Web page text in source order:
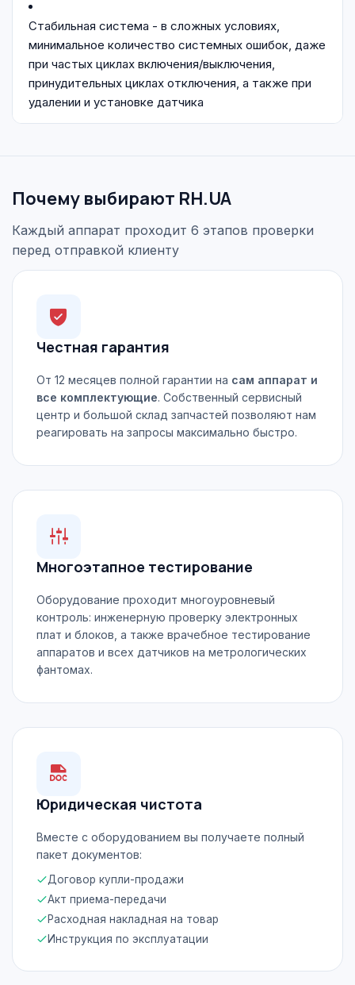
Стабильная система - в сложных условиях,
минимальное количество системных ошибок, даже
при частых циклах включения/выключения,
принудительных циклах отключения, а также при
удалении и установке датчика
Почему выбирают RH.UA
Каждый аппарат проходит 6 этапов проверки
перед отправкой клиенту
Честная гарантия
От 12 месяцев полной гарантии на сам аппарат и
все комплектующие. Собственный сервисный
центр и большой склад запчастей позволяют нам
реагировать на запросы максимально быстро.
Многоэтапное тестирование
Оборудование проходит многоуровневый
контроль: инженерную проверку электронных
плат и блоков, а также врачебное тестирование
аппаратов и всех датчиков на метрологических
фантомах.
Юридическая чистота
Вместе с оборудованием вы получаете полный
пакет документов:
Договор купли-продажи
Акт приема-передачи
Расходная накладная на товар
Инструкция по эксплуатации